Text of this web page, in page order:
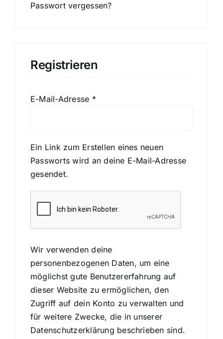
Passwort vergessen?
Registrieren
E-Mail-Adresse *Erforderlich
Ein Link zum Erstellen eines neuen
Passworts wird an deine E-Mail-Adresse
gesendet.
Wir verwenden deine
personenbezogenen Daten, um eine
möglichst gute Benutzererfahrung auf
dieser Website zu ermöglichen, den
Zugriff auf dein Konto zu verwalten und
für weitere Zwecke, die in unserer
Datenschutzerklärung beschrieben sind.